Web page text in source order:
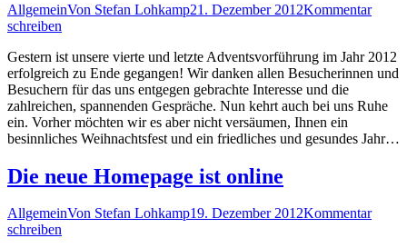
AllgemeinVon Stefan Lohkamp21. Dezember 2012Kommentar
schreiben
Gestern ist unsere vierte und letzte Adventsvorführung im Jahr 2012
erfolgreich zu Ende gegangen! Wir danken allen Besucherinnen und
Besuchern für das uns entgegen gebrachte Interesse und die
zahlreichen, spannenden Gespräche. Nun kehrt auch bei uns Ruhe
ein. Vorher möchten wir es aber nicht versäumen, Ihnen ein
besinnliches Weihnachtsfest und ein friedliches und gesundes Jahr…
Die neue Homepage ist online
AllgemeinVon Stefan Lohkamp19. Dezember 2012Kommentar
schreiben